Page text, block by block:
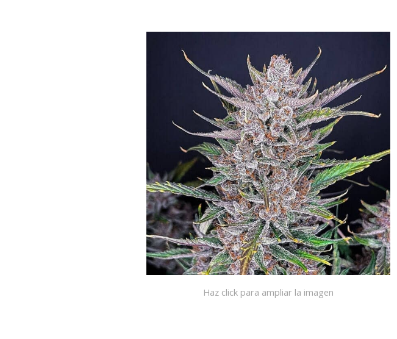
Haz click para ampliar la imagen